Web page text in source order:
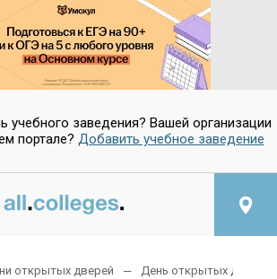
учебного заведения? Вашей организации
портале? Добавить учебное заведение
открытых дверей День открытых дверей